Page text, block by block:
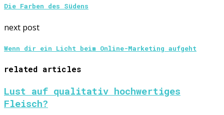
Die Farben des Südens
next post
Wenn dir ein Licht beim Online-Marketing aufgeht
related articles
Lust auf qualitativ hochwertiges
Fleisch?